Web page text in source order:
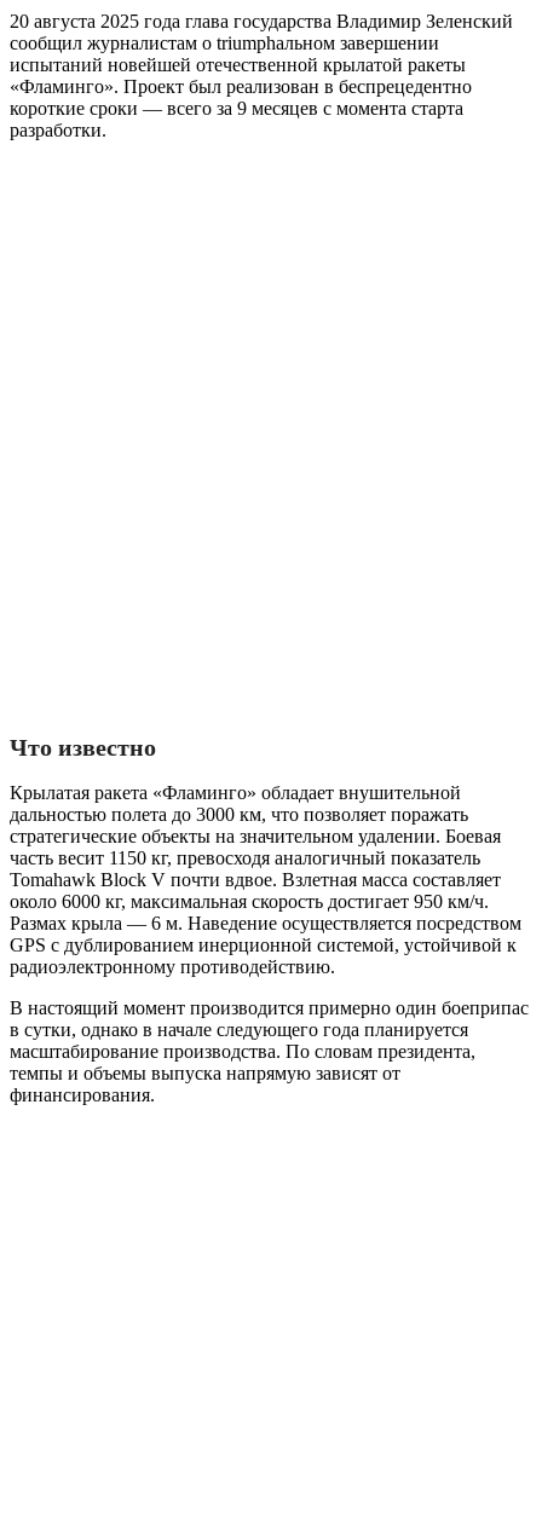
20 августа 2025 года глава государства Владимир Зеленский
сообщил журналистам о triumphальном завершении
испытаний новейшей отечественной крылатой ракеты
«Фламинго». Проект был реализован в беспрецедентно
короткие сроки — всего за 9 месяцев с момента старта
разработки.
Что известно
Крылатая ракета «Фламинго» обладает внушительной
дальностью полета до 3000 км, что позволяет поражать
стратегические объекты на значительном удалении. Боевая
часть весит 1150 кг, превосходя аналогичный показатель
Tomahawk Block V почти вдвое. Взлетная масса составляет
около 6000 кг, максимальная скорость достигает 950 км/ч.
Размах крыла — 6 м. Наведение осуществляется посредством
GPS с дублированием инерционной системой, устойчивой к
радиоэлектронному противодействию.
В настоящий момент производится примерно один боеприпас
в сутки, однако в начале следующего года планируется
масштабирование производства. По словам президента,
темпы и объемы выпуска напрямую зависят от
финансирования.